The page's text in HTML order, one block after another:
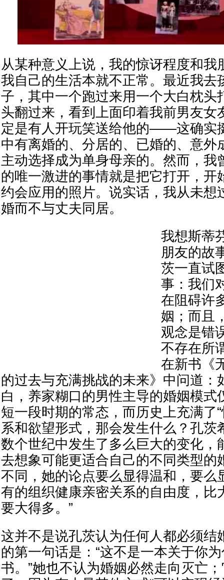
从某种意义上说，我的惊讶程度和我
我自己的生活本就不正常。最近我去
子，其中一个跑过来用一个大白枕头
头翻过来，看到上面印着我前男友女
定是有人开玩笑送给他的——这确实
中有离婚的、分居的、已婚的、意外
主动选择成为单身母亲的。然而，我
的唯一激进的事情就是把它打开，开
约会应用的照片。说实话，我从未想
婚而不与丈夫同居。
我想斯蒂
朋友的故
茨一直试
事：我们
在阻碍许
姻；而且
观念是错
不存在所
在新书《
的过去与充满挑战的未来》中问道：
白，养家糊口的男性主导的婚姻模式
短一段时期的常态，而历史上充满了
系和欲望形式，那会发生什么？孔茨
数个世纪中发生了多么巨大的变化，
去想象可能更适合自己的不同类型的
不同，她的论点要么显得温和，要么
有的组织健康亲密关系的自由度，比
要大得多。”
这并不是说孔茨认为任何人都必须结
的第一句话是：“这不是一本关于你
书。”她也不认为婚姻必然走向灭亡